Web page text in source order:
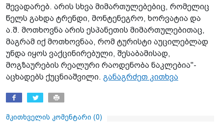
შევადარებ. არის სხვა მიმართულებებიც, რომელიც
წელს გახდა ტრენდი, მონტენეგრო, ხორვატია და
ა.შ. მოთხოვნა არის ესპანეთის მიმართულებითაც,
მაგრამ იქ მოთხოვნაა, რომ ტურისტი აუცილებლად
უნდა იყოს ვაქცინირებული, შესაბამისად,
მოგზაურების რეალური რაოდენობა ნაკლებია"-
აცხადებს ქუცნიაშვილი. განაგრძეთ კითხვა
მკითხველის კომენტარი (0)